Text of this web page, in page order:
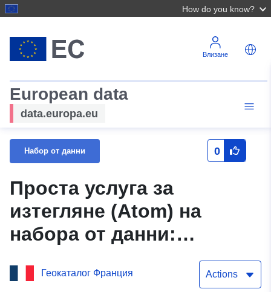
How do you know?
Влизане
European data
data.europa.eu
Набор от данни 0
Проста услуга за
изтегляне (Atom) на
набора от данни:
Моделът на дигиталното
поле (MNT) в Essonne
Геокаталог Франция Actions